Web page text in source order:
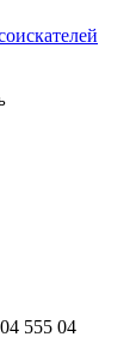
04 555 04